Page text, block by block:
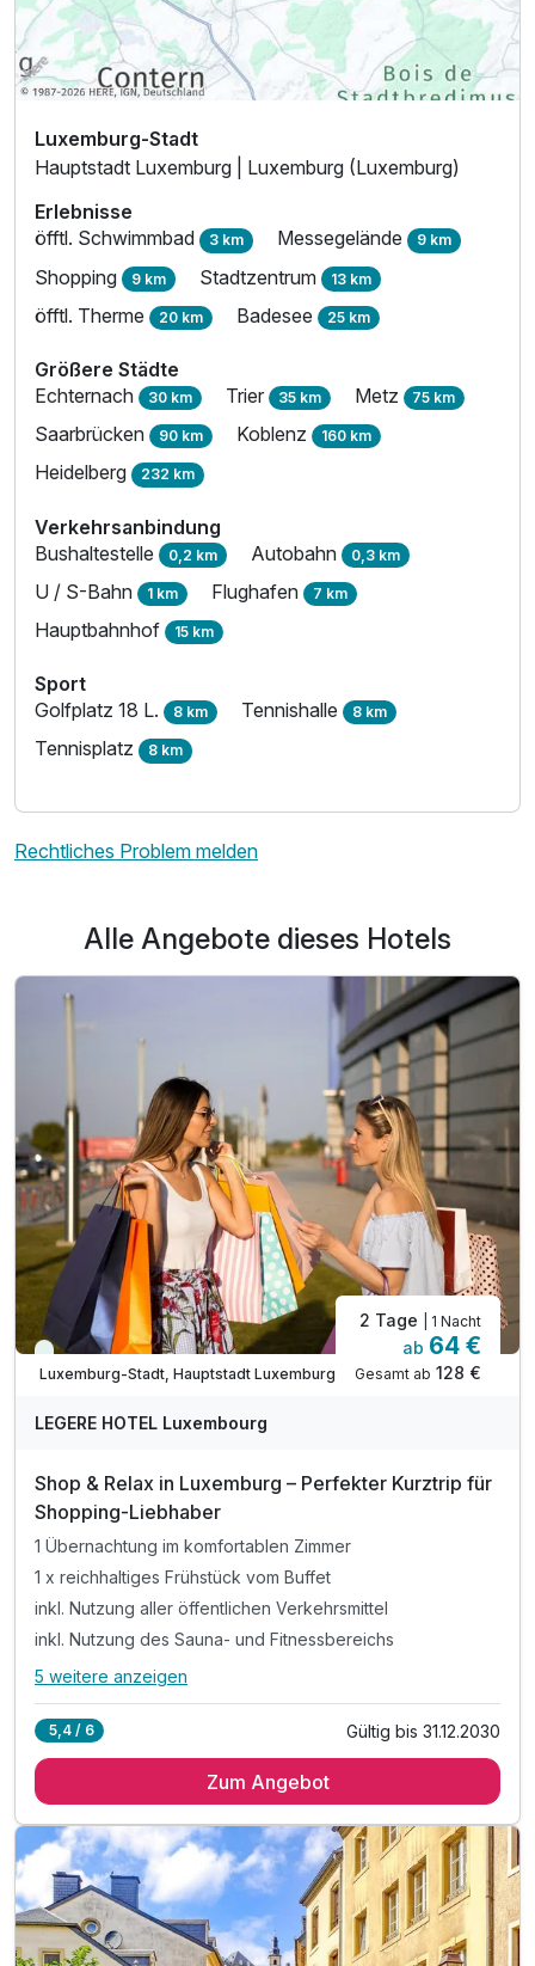
Ausstattung
Zusatznächte
Für 3 Tage
Doppelzimmer zur Einzelnutzung
1 Erwachsenen und 1 Kind
Luxemburg-Stadt
Hauptstadt Luxemburg | Luxemburg (Luxemburg)
Erlebnisse
öfftl. Schwimmbad 3 km Messegelände 9 km
Shopping 9 km Stadtzentrum 13 km
öfftl. Therme 20 km Badesee 25 km
Größere Städte
Echternach 30 km Trier 35 km Metz 75 km
Saarbrücken 90 km Koblenz 160 km
Heidelberg 232 km
Verkehrsanbindung
Bushaltestelle 0,2 km Autobahn 0,3 km
U / S-Bahn 1 km Flughafen 7 km
Hauptbahnhof 15 km
Sport
Golfplatz 18 L. 8 km Tennishalle 8 km
Tennisplatz 8 km
Rechtliches Problem melden
Alle Angebote dieses Hotels
Immer verfügbar
Luxemburg-Stadt, Hauptstadt Luxemburg
2 Tage | 1 Nacht
ab 64 €
Gesamt ab 128 €
LEGERE HOTEL Luxembourg
Shop & Relax in Luxemburg – Perfekter Kurztrip für
Shopping-Liebhaber
1 Übernachtung im komfortablen Zimmer
1 x reichhaltiges Frühstück vom Buffet
inkl. Nutzung aller öffentlichen Verkehrsmittel
inkl. Nutzung des Sauna- und Fitnessbereichs
Alle Inklusivleistungen
1 x reichhaltiges Frühstück vom Buffet
inkl. Nutzung des Sauna- und Fitnessbereichs
inkl. Voucher im Hotelshop
inkl. WLAN Nutzung
inkl. Stadtplan
5 weitere anzeigen
5,4 / 6 Gültig bis 31.12.2030
Zum Angebot